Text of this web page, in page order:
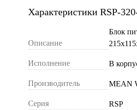
Характеристики RSP-
Описание
Блок
Исполнение В
Производитель MEAN
Серия RSP